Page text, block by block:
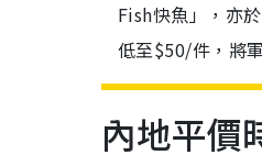
Fish快魚」，亦
低至$50/件，將
內地平價